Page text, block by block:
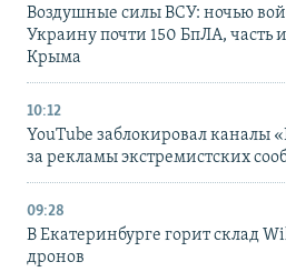
Воздушные силы ВСУ: ночью
Украину почти 150 БпЛА, часть
Крыма
10:12
YouTube заблокировал каналы
за рекламы экстремистских
09:28
В Екатеринбурге горит склад
дронов